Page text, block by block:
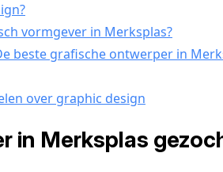
vormgever in Merksplas?
beste grafische ontwerper in
over graphic design
in Merksplas